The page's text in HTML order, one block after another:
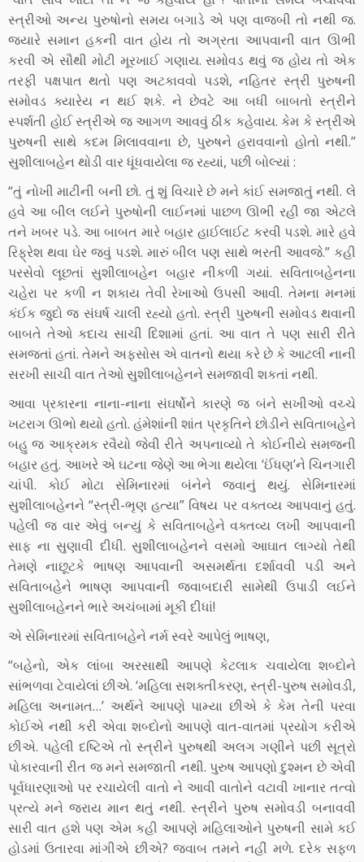
સ્ત્રીઓ અન્ય પુરુષોનો સમય બગાડે એ પણ વાજબી તો નથી જ.
જ્યારે સમાન હકની વાત હોય તો અગ્રતા આપવાની વાત ઊભી
કરવી એ સૌથી મોટી મૂરખાઈ ગણાય. સમોવડ થવું જ હોય તો એક
તરફી પક્ષપાત થતો પણ અટકાવવો પડશે, નહિતર સ્ત્રી પુરુષની
સમોવડ ક્યારેય ન થઈ શકે. ને છેવટે આ બધી બાબતો સ્ત્રીને
સ્પર્શતી હોઈ સ્ત્રીએ જ આગળ આવવું ઠીક કહેવાય. કેમ કે સ્ત્રીએ
પુરુષની સાથે કદમ મિલાવવાના છે, પુરુષને હરાવવાનો હોતો નથી.”
સુશીલાબહેન થોડી વાર ધૂંધવાયેલા જ રહ્યાં, પછી બોલ્યાં :
“તું નોખી માટીની બની છો. તું શું વિચારે છે મને કાંઈ સમજાતું નથી. લે
હવે આ બીલ લઈને પુરુષોની લાઈનમાં પાછળ ઊભી રહી જા એટલે
તને ખબર પડે. આ બાબત મારે બહાર હાઈલાઈટ કરવી પડશે. મારે હવે
રિફ્રેશ થવા ઘેર જવું પડશે. મારું બીલ પણ સાથે ભરતી આવજે.” કહી
પરસેવો લૂછતાં સુશીલાબહેન બહાર નીકળી ગયાં. સવિતાબહેનના
ચહેરા પર કળી ન શકાય તેવી રેખાઓ ઉપસી આવી. તેમના મનમાં
કંઈક જુદો જ સંઘર્ષ ચાલી રહ્યો હતો. સ્ત્રી પુરુષની સમોવડ થવાની
બાબતે તેઓ કદાચ સાચી દિશામાં હતાં. આ વાત તે પણ સારી રીતે
સમજતાં હતાં. તેમને અફસોસ એ વાતનો થયા કરે છે કે આટલી નાની
સરખી સાચી વાત તેઓ સુશીલાબહેનને સમજાવી શકતાં નથી.
આવા પ્રકારના નાના-નાના સંઘર્ષોને કારણે જ બંને સખીઓ વચ્ચે
ખટરાગ ઊભો થયો હતો. હંમેશાંની શાંત પ્રકૃતિને છોડીને સવિતાબહેને
બહુ જ આક્રમક રવૈયો જેવી રીતે અપનાવ્યો તે કોઈનીયે સમજની
બહાર હતું. આખરે એ ઘટના જેણે આ ભેગા થયેલા ‘ઈંધણ’ને ચિનગારી
ચાંપી. કોઈ મોટા સેમિનારમાં બંનેને જવાનું થયું. સેમિનારમાં
સુશીલાબહેનને “સ્ત્રી-ભૃણ હત્યા” વિષય પર વક્તવ્ય આપવાનું હતું.
પહેલી જ વાર એવું બન્યું કે સવિતાબહેને વક્તવ્ય લખી આપવાની
સાફ ના સુણાવી દીધી. સુશીલાબહેનને વસમો આઘાત લાગ્યો તેથી
તેમણે નાછૂટકે ભાષણ આપવાની અસમર્થતા દર્શાવવી પડી અને
સવિતાબહેને ભાષણ આપવાની જવાબદારી સામેથી ઉપાડી લઈને
સુશીલાબહેનને ભારે અચંબામાં મૂકી દીધાં!
એ સેમિનારમાં સવિતાબહેને નર્મ સ્વરે આપેલું ભાષણ,
“બહેનો, એક લાંબા અરસાથી આપણે કેટલાક ચવાયેલા શબ્દોને
સાંભળવા ટેવાયેલાં છીએ. ‘મહિલા સશક્તીકરણ, સ્ત્રી-પુરુષ સમોવડી,
મહિલા અનામત…’ અર્થને આપણે પામ્યા છીએ કે કેમ તેની પરવા
કોઈએ નથી કરી એવા શબ્દોનો આપણે વાત-વાતમાં પ્રયોગ કરીએ
છીએ. પહેલી દષ્ટિએ તો સ્ત્રીને પુરુષથી અલગ ગણીને પછી સૂત્રો
પોકારવાની રીત જ મને સમજાતી નથી. પુરુષ આપણો દુશ્મન છે એવી
પૂર્વધારણાઓ પર રચાયેલી વાતો ને આવી વાતોને વટાવી ખાનાર તત્વો
પ્રત્યે મને જરાય માન થતું નથી. સ્ત્રીને પુરુષ સમોવડી બનાવવી
સારી વાત હશે પણ એમ કહી આપણે મહિલાઓને પુરુષની સામે કઈ
હોડમાં ઉતારવા માંગીએ છીએ? જવાબ તમને નહીં મળે. દરેક સફળ